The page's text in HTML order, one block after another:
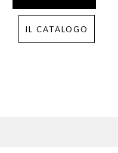
IL CATALOGO